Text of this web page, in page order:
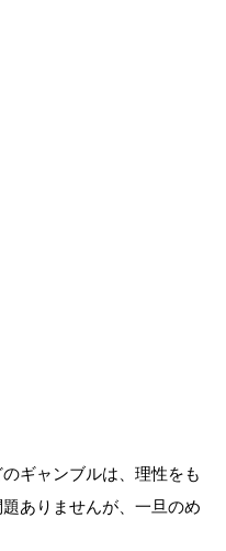
ギャンブルは、理性をも
ありませんが、一旦のめ